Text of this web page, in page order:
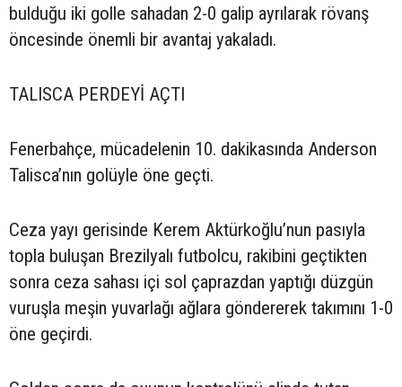
bulduğu iki golle sahadan 2-0 galip ayrılarak rövanş
öncesinde önemli bir avantaj yakaladı.
TALISCA PERDEYİ AÇTI
Fenerbahçe, mücadelenin 10. dakikasında Anderson
Talisca’nın golüyle öne geçti.
Ceza yayı gerisinde Kerem Aktürkoğlu’nun pasıyla
topla buluşan Brezilyalı futbolcu, rakibini geçtikten
sonra ceza sahası içi sol çaprazdan yaptığı düzgün
vuruşla meşin yuvarlağı ağlara göndererek takımını 1-0
öne geçirdi.